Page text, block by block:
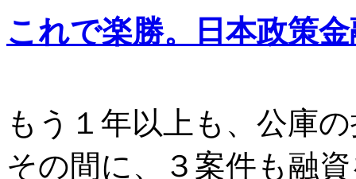
これで楽勝。日本政策
もう１年以上も、公庫
その間に、３案件も融